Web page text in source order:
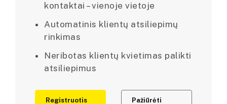
kontaktai – vienoje vietoje
Automatinis klientų atsiliepimų
rinkimas
Neribotas klientų kvietimas palikti
atsiliepimus
Registruotis
Pažiūrėti